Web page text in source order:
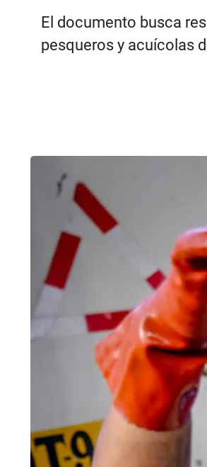
El documento busca
pesqueros y acuícolas